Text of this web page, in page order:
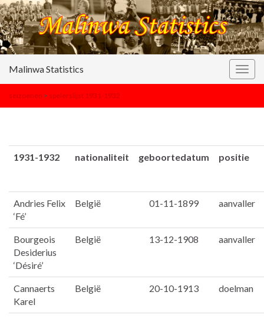
Malinwa Statistics
seizoenen > spelerslijst 1931-1932
1931-1932 nationaliteit geboortedatum positie
Andries Felix
‘Fé’
België 01-11-1899 aanvaller
Bourgeois
Desiderius
‘Désiré’
België 13-12-1908 aanvaller
Cannaerts
Karel
België 20-10-1913 doelman